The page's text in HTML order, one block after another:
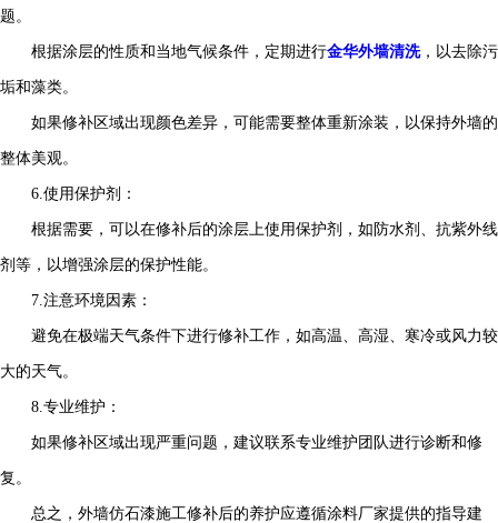
题。
根据涂层的性质和当地气候条件，定期进行金华外墙清洗，以去除污
垢和藻类。
如果修补区域出现颜色差异，可能需要整体重新涂装，以保持外墙的
整体美观。
6.使用保护剂：
根据需要，可以在修补后的涂层上使用保护剂，如防水剂、抗紫外线
剂等，以增强涂层的保护性能。
7.注意环境因素：
避免在极端天气条件下进行修补工作，如高温、高湿、寒冷或风力较
大的天气。
8.专业维护：
如果修补区域出现严重问题，建议联系专业维护团队进行诊断和修
复。
总之，外墙仿石漆施工修补后的养护应遵循涂料厂家提供的指导建